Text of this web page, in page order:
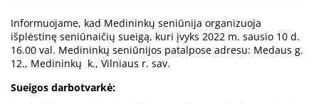
Informuojame, kad Medininkų seniūnija organizuoja
išplėstinę seniūnaičių sueigą, kuri įvyks 2022 m. sausio 10 d.
16.00 val. Medininkų seniūnijos patalpose adresu: Medaus g.
12., Medininkų k., Vilniaus r. sav.
Sueigos darbotvarkė: